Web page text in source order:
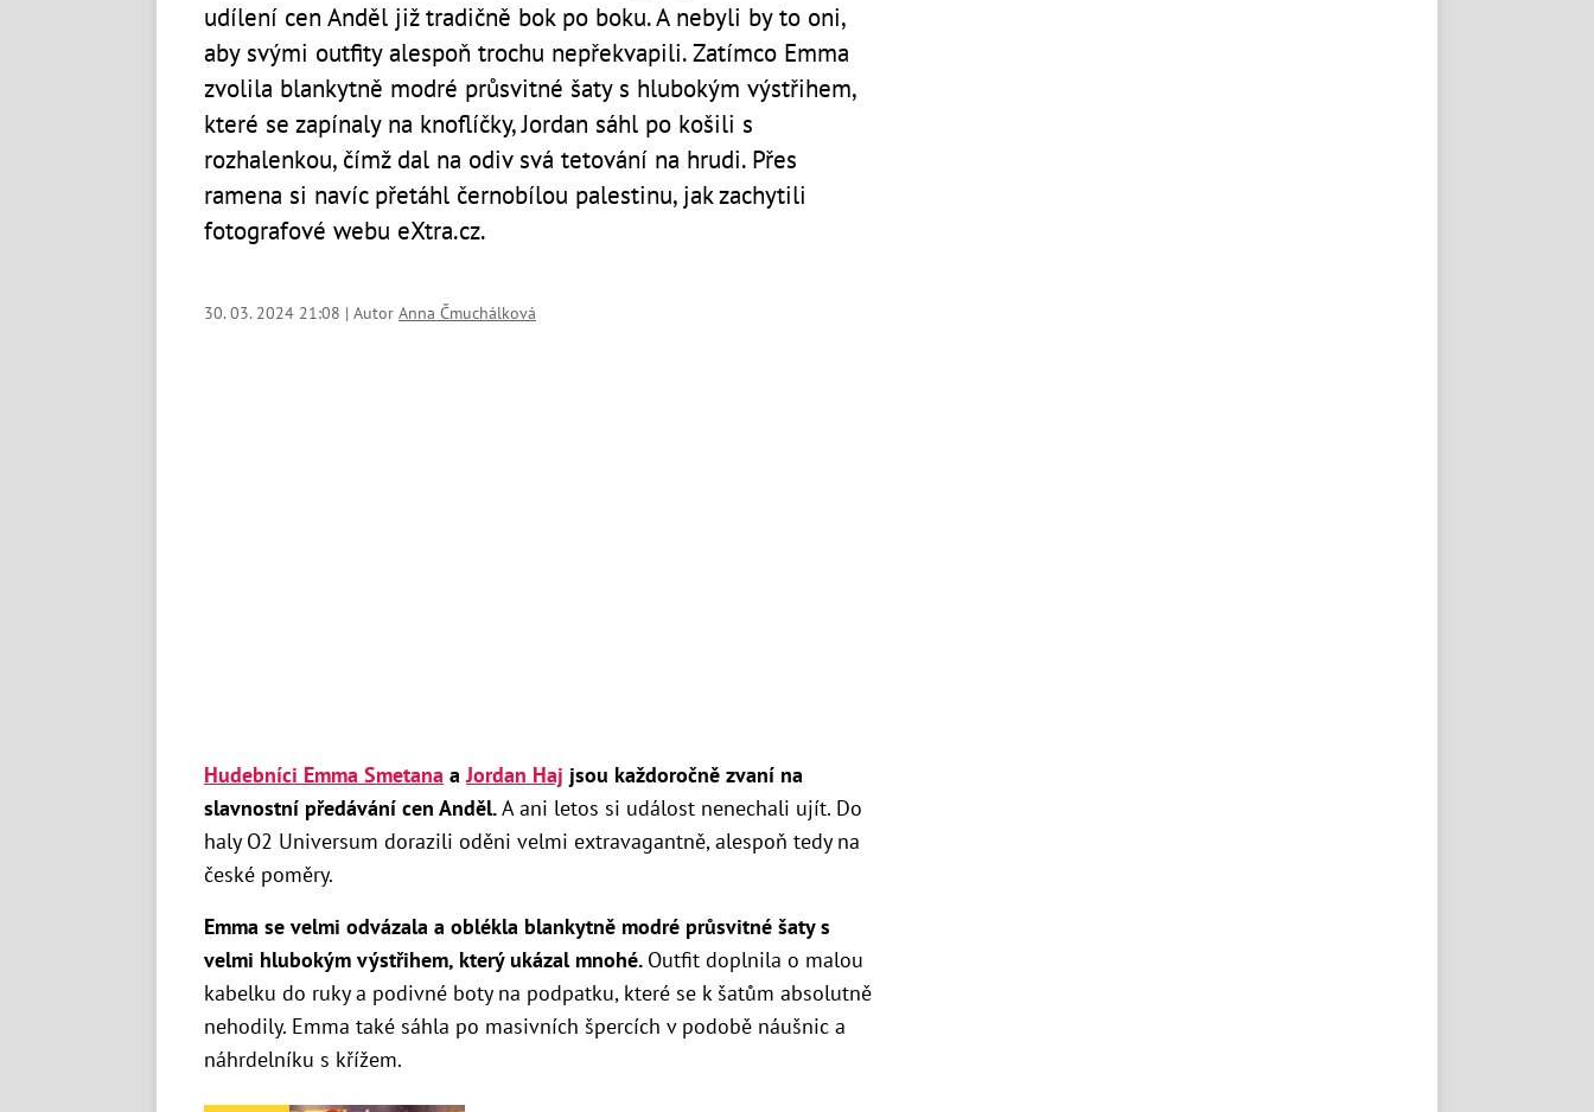
udílení cen Anděl již tradičně bok po boku. A nebyli by to oni,
aby svými outfity alespoň trochu nepřekvapili. Zatímco Emma
zvolila blankytně modré průsvitné šaty s hlubokým výstřihem,
které se zapínaly na knoflíčky, Jordan sáhl po košili s
rozhalenkou, čímž dal na odiv svá tetování na hrudi. Přes
ramena si navíc přetáhl černobílou palestinu, jak zachytili
fotografové webu eXtra.cz.
30. 03. 2024 21:08 | Autor Anna Čmuchálková
Hudebníci Emma Smetana aJordan Haj jsou každoročně zvaní na
slavnostní předávání cen Anděl.A ani letos si událost nenechali ujít. Do
haly O2 Universum dorazili oděni velmi extravagantně, alespoň tedy na
české poměry.
Emma se velmi odvázala a oblékla blankytně modré průsvitné šaty s
velmi hlubokým výstřihem, který ukázal mnohé. Outfit doplnila o malou
kabelku do ruky a podivné boty na podpatku, které se k šatům absolutně
nehodily. Emma také sáhla po masivních špercích v podobě náušnic a
náhrdelníku s křížem.